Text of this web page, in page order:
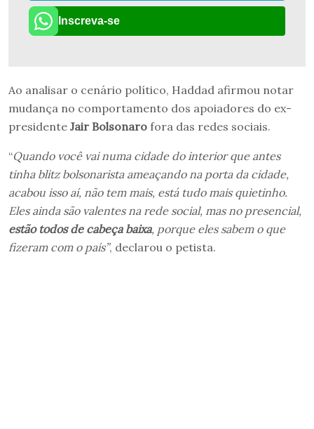
Inscreva-se
Ao analisar o cenário político, Haddad afirmou notar
mudança no comportamento dos apoiadores do ex-
presidente Jair Bolsonaro fora das redes sociais.
“Quando você vai numa cidade do interior que antes
tinha blitz bolsonarista ameaçando na porta da cidade,
acabou isso aí, não tem mais, está tudo mais quietinho.
Eles ainda são valentes na rede social, mas no presencial,
estão todos de cabeça baixa, porque eles sabem o que
fizeram com o país”, declarou o petista.